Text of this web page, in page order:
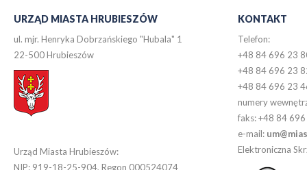
URZĄD MIASTA HRUBIESZÓW
ul. mjr. Henryka Dobrzańskiego "Hubala" 1
22-500 Hrubieszów
Urząd Miasta Hrubieszów:
NIP: 919-18-25-904, Regon 000524074
KONTAKT
Telefon:
+48 84 696 23
+48 84 696 23
+48 84 696 23
numery
faks: +48 84
e-mail:
Elektroniczna